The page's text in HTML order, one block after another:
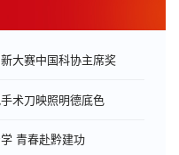
大赛中国科协主席奖
术刀映照明德底色
青春赴黔建功